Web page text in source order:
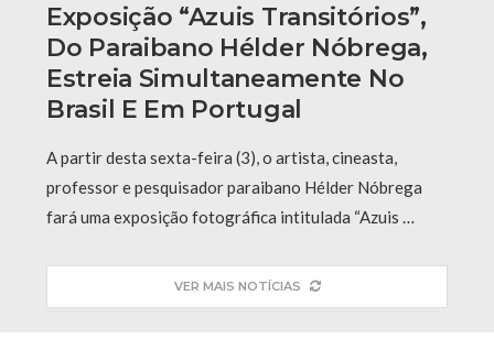
Exposição “Azuis Transitórios”,
Do Paraibano Hélder Nóbrega,
Estreia Simultaneamente No
Brasil E Em Portugal
A partir desta sexta-feira (3), o artista, cineasta,
professor e pesquisador paraibano Hélder Nóbrega
fará uma exposição fotográfica intitulada “Azuis …
VER MAIS NOTÍCIAS